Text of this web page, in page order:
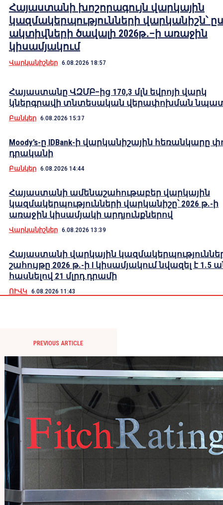
Հայաստանի խոշորագույն վարկային
կազմակերպությունների վարկանիշն՝
ակտիվների ծավալի 2026թ․–ի առաջին
կիսամյակում
Վարկանիշներ 6.08.2026 18:57
Հայաստանը ՎԶՄԲ–ից 170,3 մլն եվրոյի վարկ
կներգրավի տնտեսական վերափոխման
Բանկեր 6.08.2026 15:37
Moody’s-ը IDBank-ի վարկանիշային հեռանկարը
դրականի
Բանկեր 6.08.2026 14:44
Հայաստանի ամենաշահութաբեր վարկային
կազմակերպությունների վարկանիշը՝ 2026 թ.-ի
առաջին կիսամյակի արդյունքներով
Վարկանիշներ 6.08.2026 13:39
Հայաստանի վարկային
շահույթը 2026 թ.-ի I կիսամյակում նվազել է 1.5
հասնելով 21 մլրդ դրամի
ՈՒՎԿ 6.08.2026 11:43
PREVIOUS ARTICLE